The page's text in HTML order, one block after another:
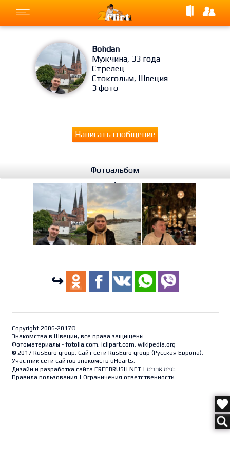
Bohdan
Мужчина, 33 года
Стрелец
Стокгольм, Швеция
3 фото
Написать сообщение
Фотоальбом
⋮
↪
Copyright 2006-2017©
Знакомства в Швеции, все права защищены.
Фотоматериалы - fotolia.com, iclipart.com, wikipedia.org
© 2017 RusEuro group. Сайт сети RusEuro group (Русская Европа).
Участник сети сайтов знакомств uHearts.
Дизайн и разработка сайта FREEBRUSH.NET| בניית אתרים
Правила пользования | Ограничения ответственности